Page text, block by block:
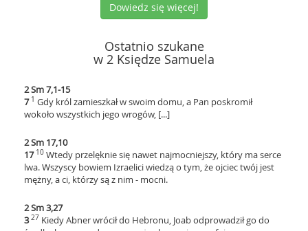
Dowiedz się więcej!
Ostatnio szukane
w 2 Księdze Samuela
2 Sm 7,1-15
71 Gdy król zamieszkał w swoim domu, a Pan poskromił
wokoło wszystkich jego wrogów, [...]
2 Sm 17,10
1710 Wtedy przelęknie się nawet najmocniejszy, który ma serce
lwa. Wszyscy bowiem Izraelici wiedzą o tym, że ojciec twój jest
mężny, a ci, którzy są z nim - mocni.
2 Sm 3,27
3 27 Kiedy Abner wrócił do Hebronu, Joab odprowadził go do